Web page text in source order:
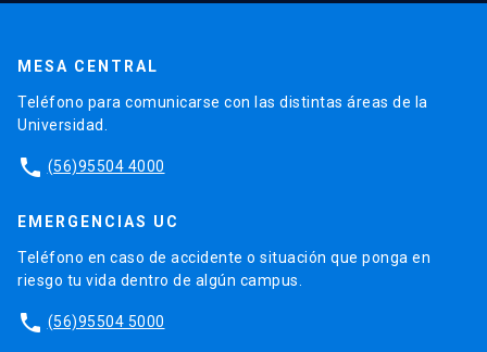
MESA CENTRAL
Teléfono para comunicarse con las distintas áreas de la
Universidad.
phone (56)95504 4000
EMERGENCIAS UC
Teléfono en caso de accidente o situación que ponga en
riesgo tu vida dentro de algún campus.
phone (56)95504 5000